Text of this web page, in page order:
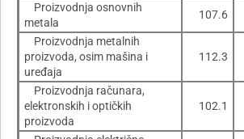
Proizvodnja osnovnih
metala
107.6
Proizvodnja metalnih
proizvoda, osim mašina i
uređaja
112.3
Proizvodnja računara,
elektronskih i optičkih
proizvoda
102.1